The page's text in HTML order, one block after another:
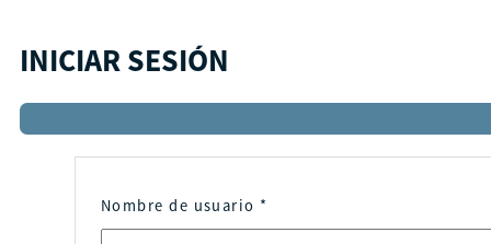
INICIAR SESIÓN
Nombre de usuario *